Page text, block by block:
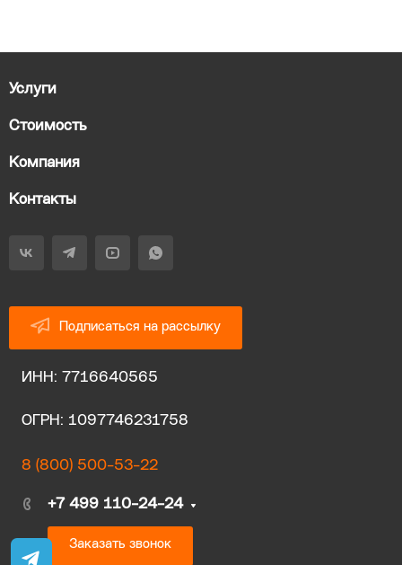
Услуги
Стоимость
Компания
Контакты
Подписаться на рассылку
ИНН: 7716640565
ОГРН: 1097746231758
8 (800) 500-53-22
+7 499 110-24-24
Заказать звонок